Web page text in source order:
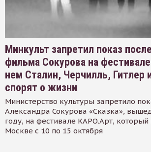
Минкульт запретил показ
фильма Сокурова на
нем Сталин, Черчилль, Гитлер
спорят о жизни
Министерство культуры запретило
Александра Сокурова «Сказка»,
году, на фестивале КАРО.Арт, который
Москве с 10 по 15 октября